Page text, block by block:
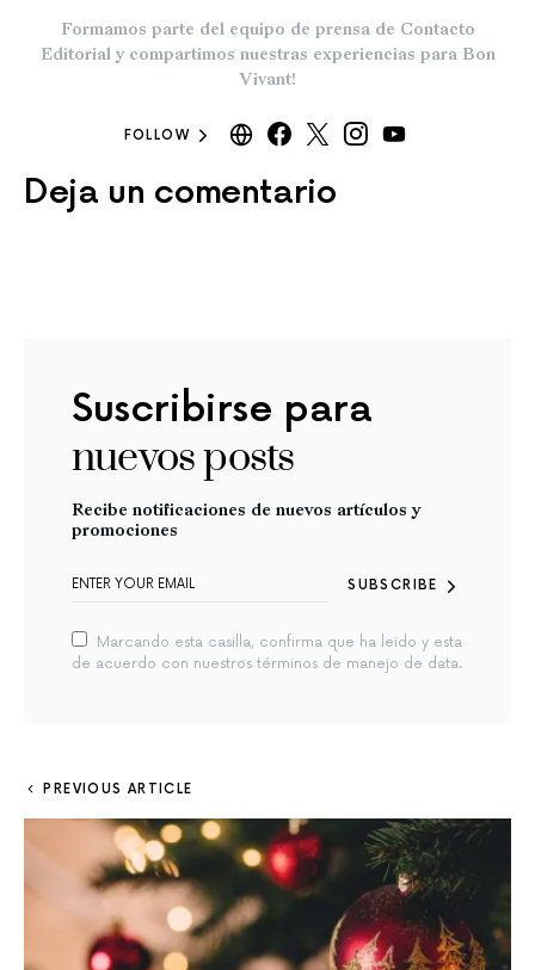
Formamos parte del equipo de prensa de Contacto
Editorial y compartimos nuestras experiencias para Bon
Vivant!
FOLLOW
Deja un comentario
Suscribirse para
nuevos posts
Recibe notificaciones de nuevos artículos y
promociones
SUBSCRIBE
Marcando esta casilla, confirma que ha leido y esta
de acuerdo con nuestros términos de manejo de data.
PREVIOUS ARTICLE